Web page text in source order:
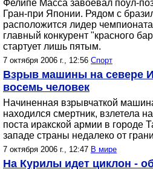
Фелипе Масса завоевал поул-
Гран-при Японии. Рядом с
расположится лидер
главный конкурент "красного
стартует лишь пятым.
7 октября 2006 г., 12:56 Спорт
Взрыв машины на севере
восемь человек
Начиненная взрывчаткой
находился смертник, взлетела
поста иракской армии в городе
западе страны недалеко от
7 октября 2006 г., 12:47 В мире
На Курилы идет циклон -